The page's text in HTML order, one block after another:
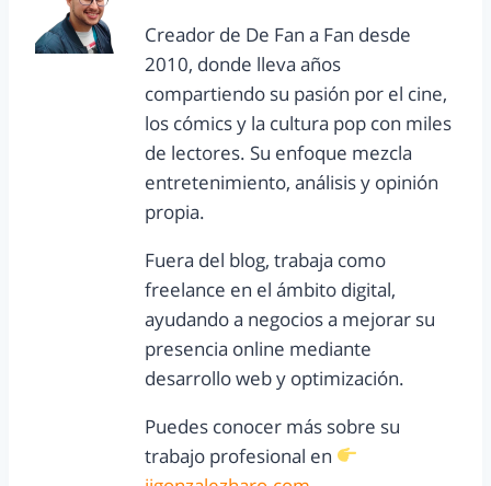
Creador de De Fan a Fan desde
2010, donde lleva años
compartiendo su pasión por el cine,
los cómics y la cultura pop con miles
de lectores. Su enfoque mezcla
entretenimiento, análisis y opinión
propia.
Fuera del blog, trabaja como
freelance en el ámbito digital,
ayudando a negocios a mejorar su
presencia online mediante
desarrollo web y optimización.
Puedes conocer más sobre su
trabajo profesional en